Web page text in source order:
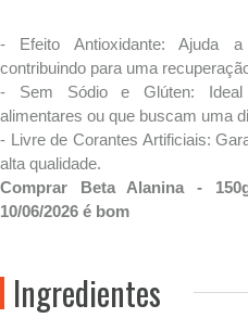
- Efeito Antioxidante: Ajuda
contribuindo para uma
- Sem Sódio e Glúten: Ideal
alimentares ou que buscam uma
- Livre de Corantes Artificiais:
alta qualidade.
Comprar Beta Alanina -
10/06/2026 é bom
Ingredientes